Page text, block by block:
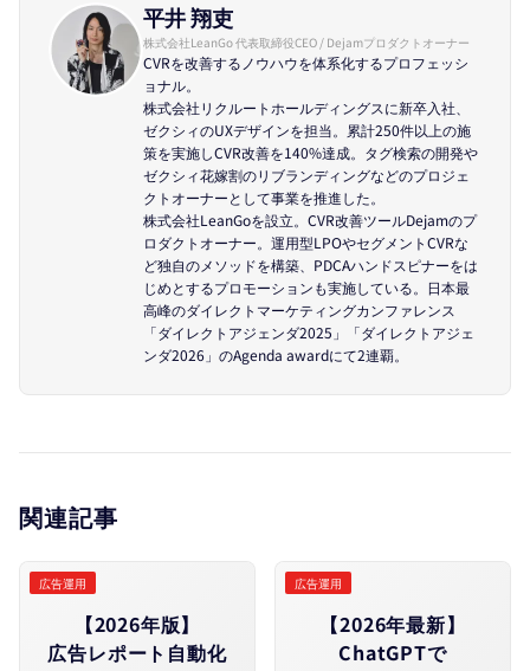
平井 翔吏
株式会社LeanGo 代表取締役CEO / Dejamプロダクトオーナー
CVRを改善するノウハウを体系化するプロフェッシ
ョナル。
株式会社リクルートホールディングスに新卒入社、
ゼクシィのUXデザインを担当。累計250件以上の施
策を実施しCVR改善を140%達成。タグ検索の開発や
ゼクシィ花嫁割のリブランディングなどのプロジェ
クトオーナーとして事業を推進した。
株式会社LeanGoを設立。CVR改善ツールDejamのプ
ロダクトオーナー。運用型LPOやセグメントCVRな
ど独自のメソッドを構築、PDCAハンドスピナーをは
じめとするプロモーションも実施している。日本最
高峰のダイレクトマーケティングカンファレンス
「ダイレクトアジェンダ2025」「ダイレクトアジェ
ンダ2026」のAgenda awardにて2連覇。
関連記事
【2026年版】​
広告レポート自動化
広告運用
【2026年最新】
ChatGPTで​
広告運用